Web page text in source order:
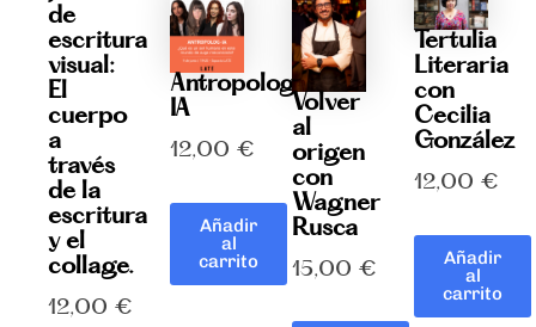
de
escritura
visual:
El
cuerpo
a
través
de la
escritura
y el
collage.
12,00 €
Antropolog-
IA
12,00 €
Añadir
al
carrito
Volver
al
origen
con
Wagner
Rusca
15,00 €
Tertulia
Literaria
con
Cecilia
González
12,00 €
Añadir
al
carrito